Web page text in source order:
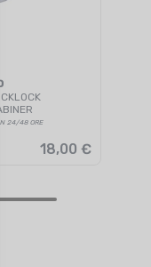
24/48 ORE
18,00 €